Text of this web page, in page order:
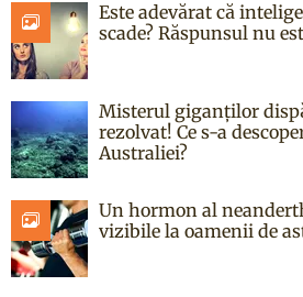
Este adevărat că
scade? Răspunsul nu
Misterul giganților
rezolvat! Ce s-a
Australiei?
Un hormon al
vizibile la oamenii de